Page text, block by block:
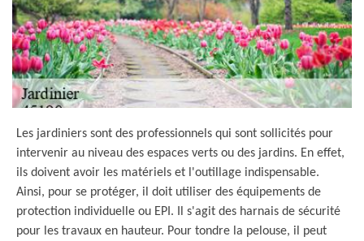
Les jardiniers sont des professionnels qui sont sollicités pour
intervenir au niveau des espaces verts ou des jardins. En effet,
ils doivent avoir les matériels et l'outillage indispensable.
Ainsi, pour se protéger, il doit utiliser des équipements de
protection individuelle ou EPI. Il s'agit des harnais de sécurité
pour les travaux en hauteur. Pour tondre la pelouse, il peut